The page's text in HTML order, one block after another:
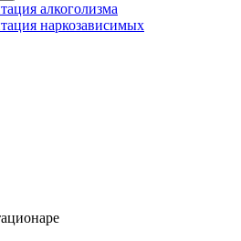
алкоголизма
наркозависимых